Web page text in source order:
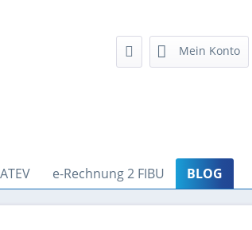
Mein Konto
e-Rechnung 2 FIBU BLOG